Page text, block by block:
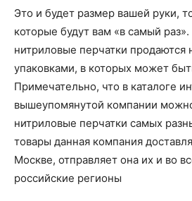
Это и будет размер вашей руки,
которые будут вам «в самый
нитриловые перчатки
упаковками, в которых может
Примечательно, что в каталоге
вышеупомянутой компании
нитриловые перчатки самых
товары данная компания
Москве, отправляет она их и во
российские регионы